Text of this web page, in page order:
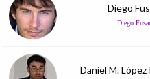
Diego
Diego
Daniel M. López